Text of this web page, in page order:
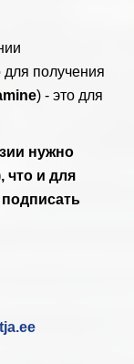
для получения
) - это для
нужно
что и для